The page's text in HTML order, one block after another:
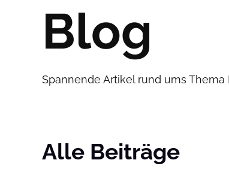
Blog
Spannende Artikel rund ums
Alle Beiträge